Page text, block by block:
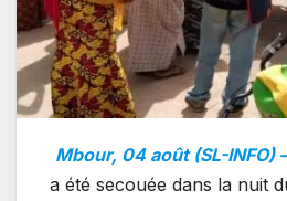
Mbour, 04 août (SL-INFO) –
a été secouée dans la nuit